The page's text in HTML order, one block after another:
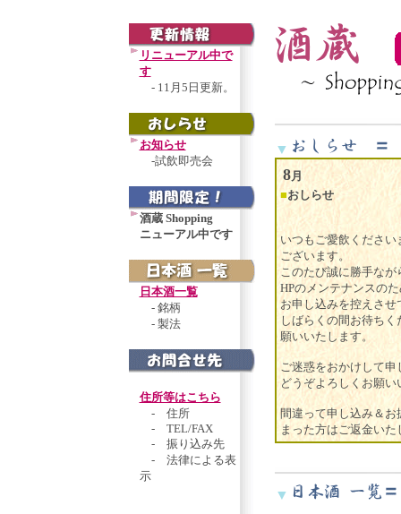
リニューアル中で
す
- 11月5日更新。
お知らせ
-試飲即売会
酒蔵 Shopping
ニューアル中です
日本酒一覧
- 銘柄
- 製法
住所等はこちら
- 住所
- TEL/FAX
- 振り込み先
- 法律による表
示
▼
8月
■おしらせ
いつもご愛飲ください
ございます。
このたび誠に勝手なが
HPのメンテナンスの
お申し込みを控えさせ
しばらくの間お待ち
願いいたします。
ご迷惑をおかけして申
どうぞよろしくお願い
間違って申し込み＆お
まった方はご返金いた
▼